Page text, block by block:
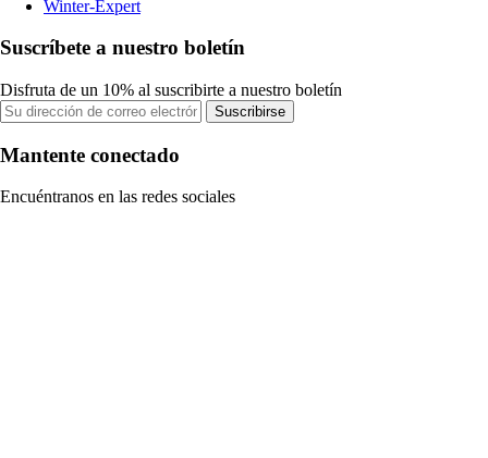
Winter-Expert
Suscríbete a nuestro boletín
Disfruta de un 10% al suscribirte a nuestro boletín
Suscribirse
Mantente conectado
Encuéntranos en las redes sociales